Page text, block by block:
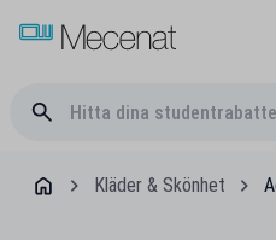
Kläder & Skönhet